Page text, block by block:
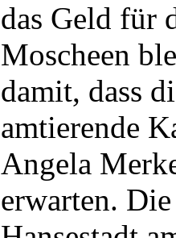
das Geld für
Moscheen
damit, dass
amtierende
Angela
erwarten.